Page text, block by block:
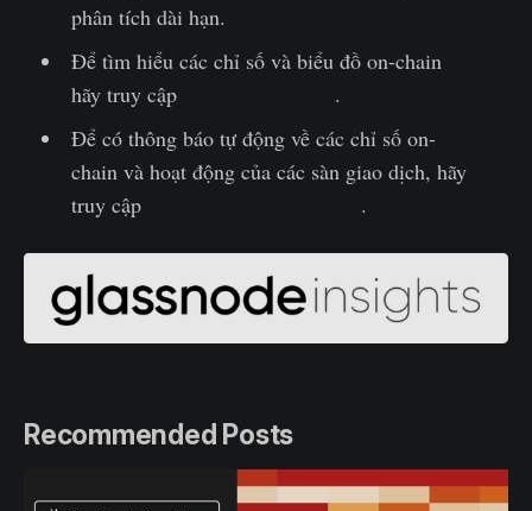
phân tích dài hạn.
Để tìm hiểu các chỉ số và biểu đồ on-chain
hãy truy cập
.
Để có thông báo tự động về các chỉ số on-
chain và hoạt động của các sàn giao dịch, hãy
truy cập
.‌
Recommended Posts